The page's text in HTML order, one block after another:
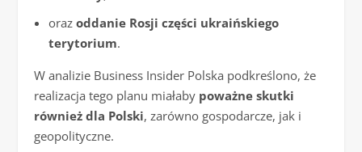
oraz oddanie Rosji części ukraińskiego
terytorium.
W analizie Business Insider Polska podkreślono, że
realizacja tego planu miałaby poważne skutki
również dla Polski, zarówno gospodarcze, jak i
geopolityczne.